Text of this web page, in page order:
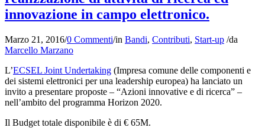
innovazione in campo elettronico.
Marzo 21, 2016/0 Commenti/in Bandi, Contributi, Start-up /da
Marcello Marzano
L’ECSEL Joint Undertaking (Impresa comune delle componenti e
dei sistemi elettronici per una leadership europea) ha lanciato un
invito a presentare proposte – “Azioni innovative e di ricerca” –
nell’ambito del programma Horizon 2020.
Il Budget totale disponibile è di € 65M.